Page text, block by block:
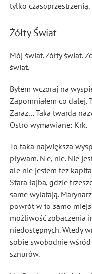
tylko czasoprzestrzenią.
Żółty Świat
Mój świat. Żółty świat.
świat.
Byłem wczoraj na
Zapomniałem co dalej.
Zaraz… Taka twarda
Ostro wymawiane: Krk.
To taka największa
pływam. Nie, nie. Nie
ale nie jestem też
Stara łajba, gdzie
same wylatają.
powrót w to samo
możliwość zobaczenia
niedostępnych. Wtedy
sobie swobodnie wśród
sznurów.